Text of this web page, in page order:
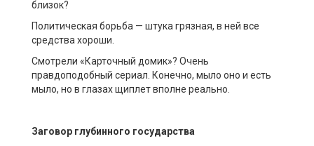
близок?
Политическая борьба — штука грязная, в ней все
средства хороши.
Смотрели «Карточный домик»? Очень
правдоподобный сериал. Конечно, мыло оно и есть
мыло, но в глазах щиплет вполне реально.
Заговор глубинного государства